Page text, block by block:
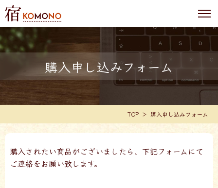
購入申し込みフォーム
TOP 購入申し込みフォーム
購入されたい商品がございましたら、下記フォームにて
ご連絡をお願い致します。